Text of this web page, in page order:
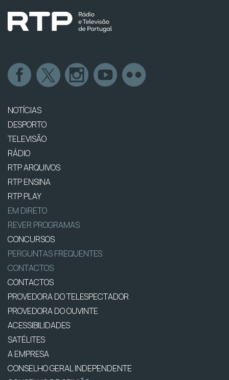
NOTÍCIAS
DESPORTO
TELEVISÃO
RÁDIO
RTP ARQUIVOS
RTP ENSINA
RTP PLAY
EM DIRETO
REVER PROGRAMAS
CONCURSOS
PERGUNTAS FREQUENTES
CONTACTOS
CONTACTOS
PROVEDORA DO TELESPECTADOR
PROVEDORA DO OUVINTE
ACESSIBILIDADES
SATÉLITES
A EMPRESA
CONSELHO GERAL INDEPENDENTE